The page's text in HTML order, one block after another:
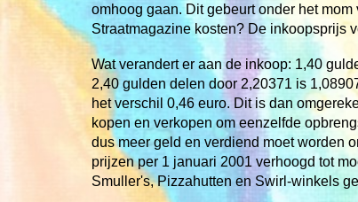
omhoog gaan. Dit gebeurt onder het
Straatmagazine kosten? De inkoopsprijs
Wat verandert er aan de inkoop: 1,40
2,40 gulden delen door 2,20371 is
het verschil 0,46 euro. Dit is dan
kopen en verkopen om eenzelfde
dus meer geld en verdiend moet worden
prijzen per 1 januari 2001 verhoogd tot
Smuller's, Pizzahutten en Swirl-winkels